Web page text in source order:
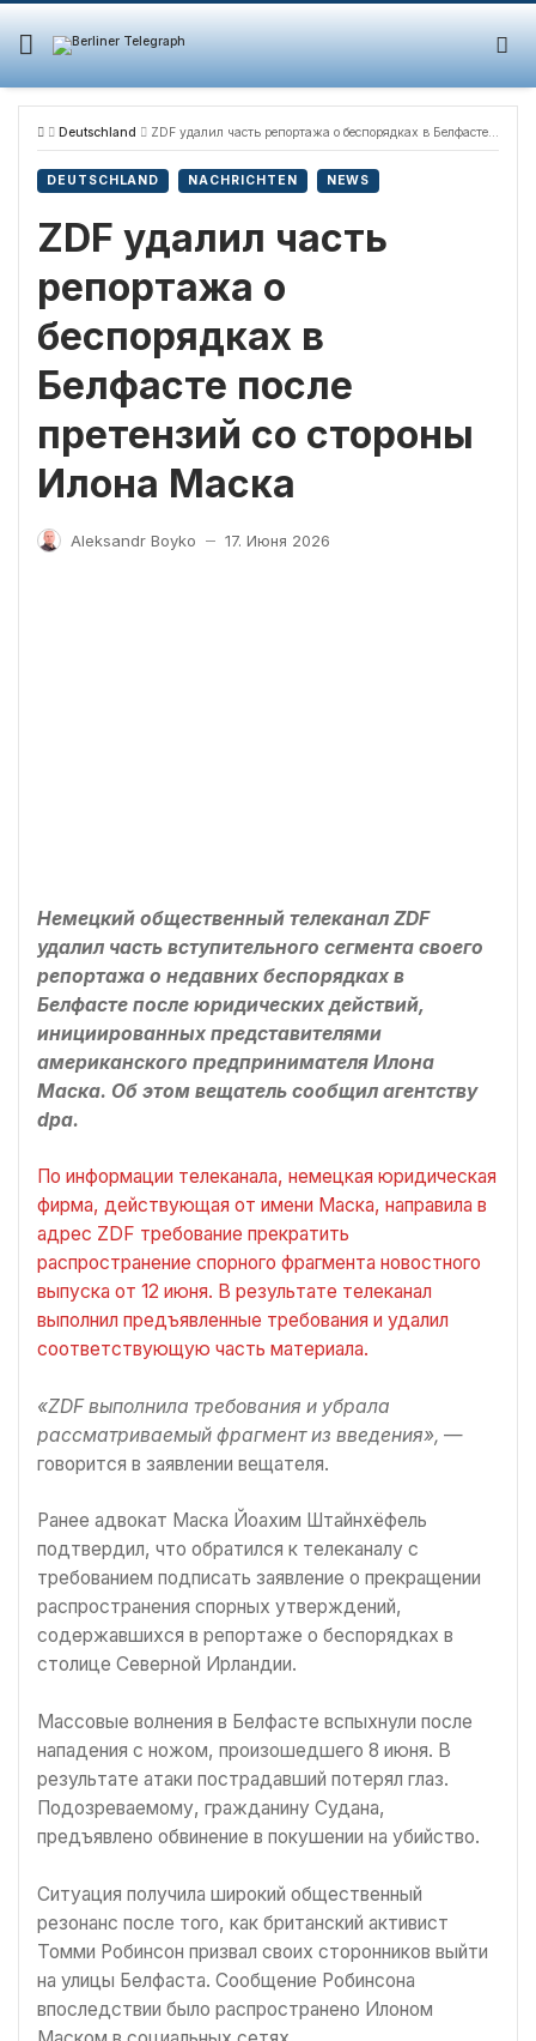
Skip
content
Deutschland ZDF удалил часть репортажа о беспорядках в Белфасте после претензий со стороны Илона Маска
DEUTSCHLAND NACHRICHTEN NEWS
ZDF удалил часть
репортажа о
беспорядках в
Белфасте после
претензий со стороны
Илона Маска
Aleksandr Boyko — 17. Июня 2026
Немецкий общественный телеканал ZDF
удалил часть вступительного сегмента своего
репортажа о недавних беспорядках в
Белфасте после юридических действий,
инициированных представителями
американского предпринимателя Илона
Маска. Об этом вещатель сообщил агентству
dpa.
По информации телеканала, немецкая юридическая
фирма, действующая от имени Маска, направила в
адрес ZDF требование прекратить
распространение спорного фрагмента новостного
выпуска от 12 июня. В результате телеканал
выполнил предъявленные требования и удалил
соответствующую часть материала.
«ZDF выполнила требования и убрала
рассматриваемый фрагмент из введения», —
говорится в заявлении вещателя.
Ранее адвокат Маска Йоахим Штайнхёфель
подтвердил, что обратился к телеканалу с
требованием подписать заявление о прекращении
распространения спорных утверждений,
содержавшихся в репортаже о беспорядках в
столице Северной Ирландии.
Массовые волнения в Белфасте вспыхнули после
нападения с ножом, произошедшего 8 июня. В
результате атаки пострадавший потерял глаз.
Подозреваемому, гражданину Судана,
предъявлено обвинение в покушении на убийство.
Ситуация получила широкий общественный
резонанс после того, как британский активист
Томми Робинсон призвал своих сторонников выйти
на улицы Белфаста. Сообщение Робинсона
впоследствии было распространено Илоном